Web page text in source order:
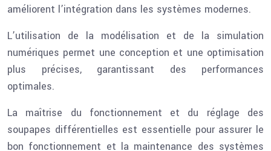
améliorent l’intégration dans les systèmes modernes.
L’utilisation de la modélisation et de la simulation
numériques permet une conception et une optimisation
plus précises, garantissant des performances
optimales.
La maîtrise du fonctionnement et du réglage des
soupapes différentielles est essentielle pour assurer le
bon fonctionnement et la maintenance des systèmes